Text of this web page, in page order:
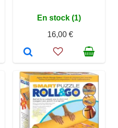
En stock (1)
16,00 €